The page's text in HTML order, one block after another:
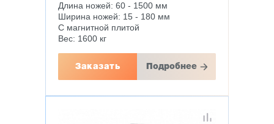
Длина ножей: 60 - 1500 мм
Ширина ножей: 15 - 180 мм
С магнитной плитой
Вес: 1600 кг
Заказать Подробнее